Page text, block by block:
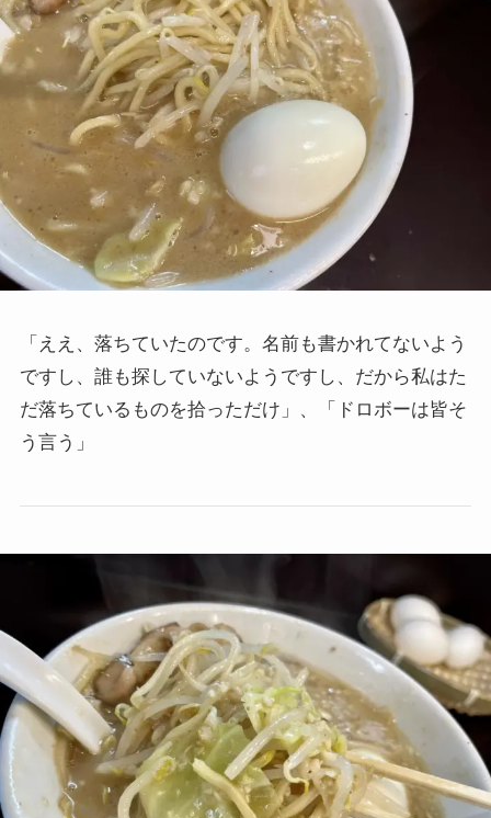
「ええ、落ちていたのです。名前も書かれてないよう
ですし、誰も探していないようですし、だから私はた
だ落ちているものを拾っただけ」、「ドロボーは皆そ
う言う」